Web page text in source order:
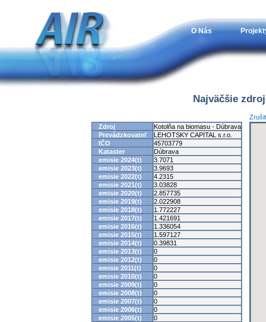
O Nás
Najväčšie
Zdroj
Kotolňa na biomasu - Dúbrava
Prevádzkovateľ
LEHOTSKY CAPITAL s.r.o.
IČO
45703779
Kataster
Dúbrava
emisie 2024(t)
3.7071
emisie 2023(t)
3.9693
emisie 2022(t)
4.2315
emisie 2021(t)
3.03828
emisie 2020(t)
2.857735
emisie 2019(t)
2.022908
emisie 2018(t)
1.772227
emisie 2017(t)
1.421691
emisie 2016(t)
1.336054
emisie 2015(t)
1.597127
emisie 2014(t)
0.39831
emisie 2013(t)
0
emisie 2012(t)
0
emisie 2011(t)
0
emisie 2010(t)
0
emisie 2009(t)
0
emisie 2008(t)
0
emisie 2007(t)
0
emisie 2006(t)
0
emisie 2005(t)
0